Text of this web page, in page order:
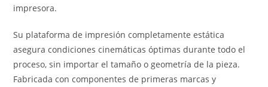
impresora.
Su plataforma de impresión completamente estática
asegura condiciones cinemáticas óptimas durante todo el
proceso, sin importar el tamaño o geometría de la pieza.
Fabricada con componentes de primeras marcas y